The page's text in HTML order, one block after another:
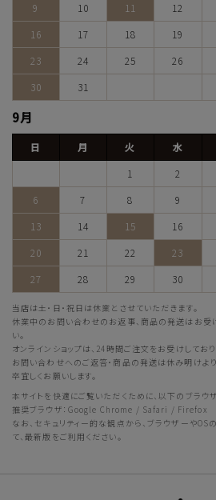
9
10 11 12
16
17 18 19
23
24 25 26
30
31
9月
日 月 火 水
1
2
6
7 8 9
13
14 15 16
20
21 22 23
27
28 29 30
当店は土・日・祝日は休業とさせていただきます。
休業中のお問い合わせのお返事、商品の発送はお受
い。
オンラインショップは、24時間ご注文をお受けしており
お問い合わせへのご返答・商品の発送は休み明けよ
卒宜しくお願いします。
本サイトを快適にご覧いただくために、以下のブラウ
推奨ブラウザ：Google Chrome / Safari / Firefox
なお、セキュリティー的な観点から、ブラウザーや
て、最新版をご利用ください。